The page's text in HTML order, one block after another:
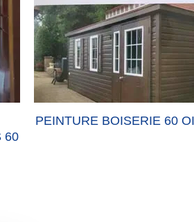
PEINTURE BOISERIE 60 OISE